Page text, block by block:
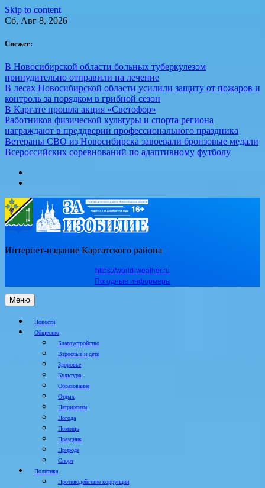
Skip to content
Сб, Авг 8, 2026
Свежее:
В Новосибирской области больных туберкулезом
принудительно отправили на лечение
В лесах Новосибирской области усилили защиту от пожаров и
контроль за порядком в грибной сезон
В Каргате прошла акция «Светофор»
Работников физической культуры и спорта региона
награждают в преддверии профессионального праздника
Ветераны СВО из Новосибирска завоевали бронзовые медали
Всероссийских соревнований по адаптивному футболу
Интернет-издание Каргатского района
https://world-weather.ru
Погодные информеры
Меню
Новости
Общество
Благоустройство
Взрослые и дети
Здоровье
Культура
Образование
Отдых
Патриотизм
Погода
Помощь
Праздник
Природа
Спорт
Политика
Противодействие коррупции